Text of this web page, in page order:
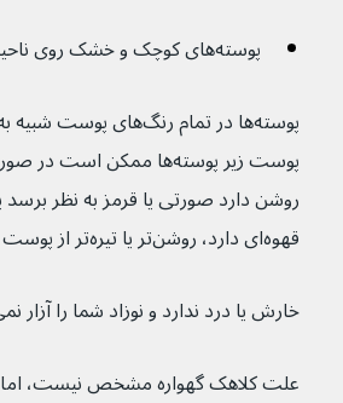
پوسته‌های کوچک و خشک روی ناحیه پوشک
پوسته‌ها در تمام رنگ‌های
پوست زیر پوسته‌ها ممکن
روشن دارد صورتی یا قرمز به نظر برسد
قهوه‌ای دارد، روشن‌تر یا تیره‌تر از پوست اطراف به نظر برسد.
خارش یا درد ندارد و نوزاد شما را آزار